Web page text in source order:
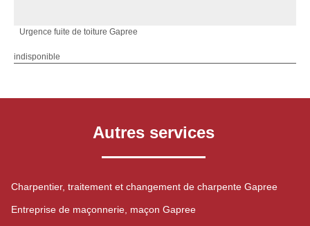
Urgence fuite de toiture Gapree
indisponible
Autres services
Charpentier, traitement et changement de charpente Gapree
Entreprise de maçonnerie, maçon Gapree